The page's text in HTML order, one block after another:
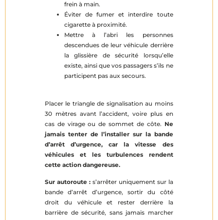
frein à main.
Éviter de fumer et interdire toute
cigarette à proximité.
Mettre à l’abri les personnes
descendues de leur véhicule derrière
la glissière de sécurité lorsqu’elle
existe, ainsi que vos passagers s’ils ne
participent pas aux secours.
Placer le triangle de signalisation au moins
30 mètres avant l’accident, voire plus en
cas de virage ou de sommet de côte. Ne
jamais tenter de l’installer sur la bande
d’arrêt d’urgence, car la vitesse des
véhicules et les turbulences rendent
cette action dangereuse.
Sur autoroute :s’arrêter uniquement sur la
bande d’arrêt d’urgence, sortir du côté
droit du véhicule et rester derrière la
barrière de sécurité, sans jamais marcher